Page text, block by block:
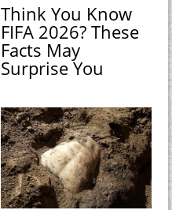
Think You Know
FIFA 2026? These
Facts May
Surprise You